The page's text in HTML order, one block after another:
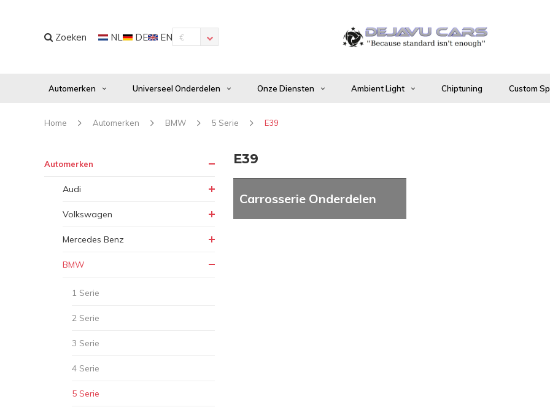
Zoeken NL DE EN €
Automerken Universeel Onderdelen Onze Diensten Ambient Light Chiptuning Custom
Home Automerken BMW 5 Serie E39
Automerken
Audi
Volkswagen
Mercedes Benz
BMW
1 Serie
2 Serie
3 Serie
4 Serie
5 Serie
E39
Carrosserie Onderdelen